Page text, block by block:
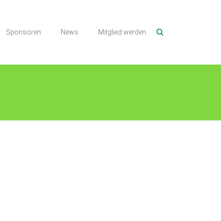
Sponsoren News Mitglied werden